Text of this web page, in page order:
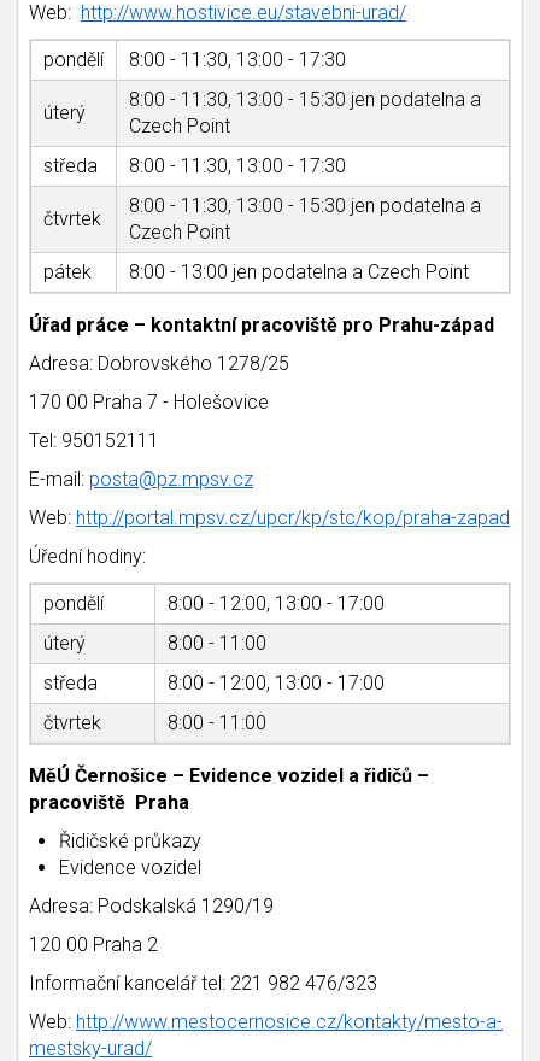
Web: http://www.hostivice.eu/stavebni-urad/
pondělí 8:00 - 11:30, 13:00 - 17:30
úterý
8:00 - 11:30, 13:00 - 15:30 jen podatelna a
Czech Point
středa
8:00 - 11:30, 13:00 - 17:30
čtvrtek
8:00 - 11:30, 13:00 - 15:30 jen podatelna a
Czech Point
pátek
8:00 - 13:00 jen podatelna a Czech Point
Úřad práce – kontaktní pracoviště pro Prahu-západ
Adresa: Dobrovského 1278/25
170 00 Praha 7 - Holešovice
Tel: 950152111
E-mail: posta@pz.mpsv.cz
Web: http://portal.mpsv.cz/upcr/kp/stc/kop/praha-zapad
Úřední hodiny:
pondělí
8:00 - 12:00, 13:00 - 17:00
úterý
8:00 - 11:00
středa
8:00 - 12:00, 13:00 - 17:00
čtvrtek
8:00 - 11:00
MěÚ Černošice – Evidence vozidel a řidičů –
pracoviště Praha
Řidičské průkazy
Evidence vozidel
Adresa: Podskalská 1290/19
120 00 Praha 2
Informační kancelář tel: 221 982 476/323
Web: http://www.mestocernosice.cz/kontakty/mesto-a-
mestsky-urad/